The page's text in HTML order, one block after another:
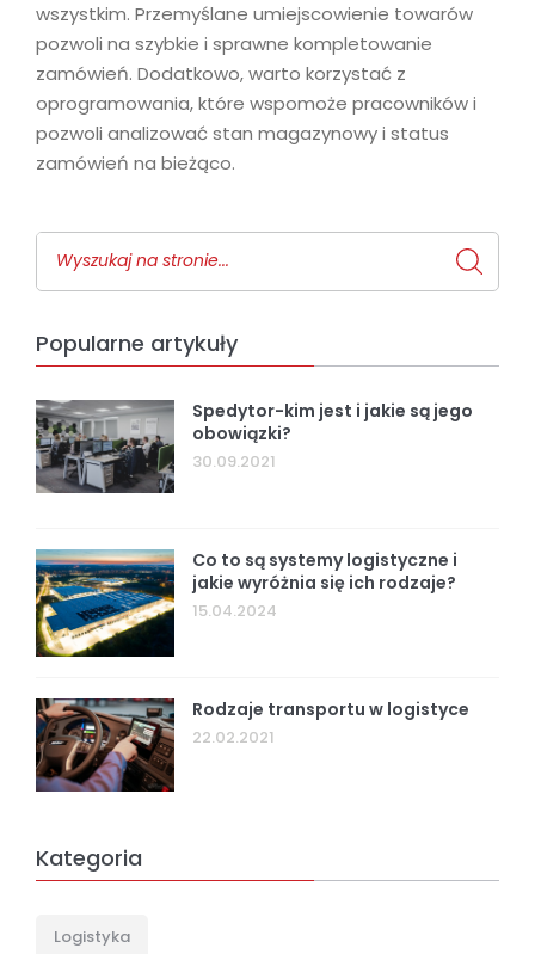
wszystkim. Przemyślane umiejscowienie towarów
pozwoli na szybkie i sprawne kompletowanie
zamówień. Dodatkowo, warto korzystać z
oprogramowania, które wspomoże pracowników i
pozwoli analizować stan magazynowy i status
zamówień na bieżąco.
Popularne artykuły
Spedytor-kim jest i jakie są jego
obowiązki?
30.09.2021
Co to są systemy logistyczne i
jakie wyróżnia się ich rodzaje?
15.04.2024
Rodzaje transportu w logistyce
22.02.2021
Kategoria
Logistyka